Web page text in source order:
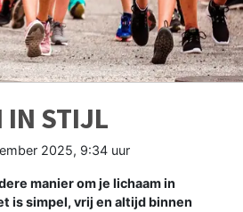
IN STIJL
2025, 9:34 uur
manier om je lichaam in
is simpel, vrij en altijd binnen